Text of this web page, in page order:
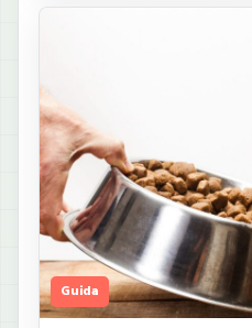
Guida